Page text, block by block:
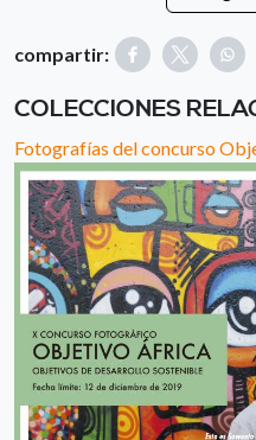
compartir:
COLECCIONES
Fotografías del concurso